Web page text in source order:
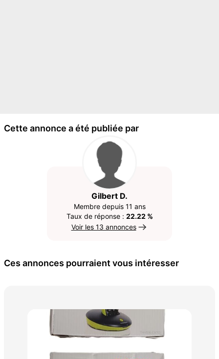
Cette annonce a été publiée par
Gilbert D.
Membre depuis 11 ans
Taux de réponse : 22.22 %
Voir les 13 annonces
Ces annonces pourraient vous intéresser